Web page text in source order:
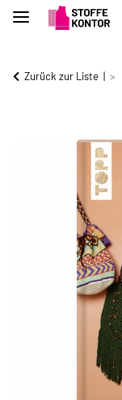
Zurück zur Liste